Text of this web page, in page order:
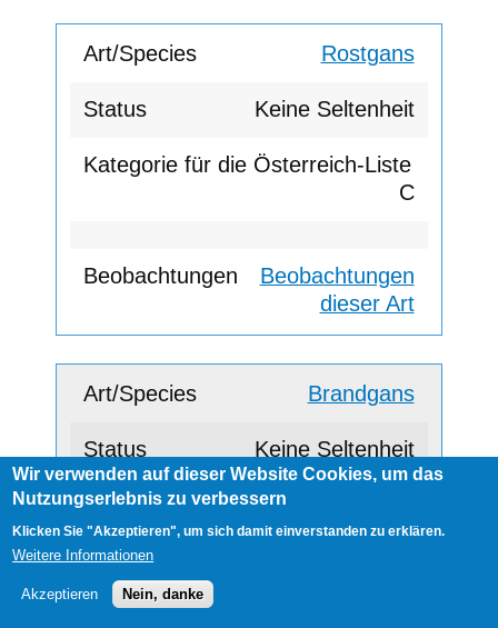
Rostgans
Keine Seltenheit
C
Beobachtungen
dieser Art
Brandgans
Keine Seltenheit
A
Wir verwenden auf dieser Website Cookies, um das
Nutzungserlebnis zu verbessern
Klicken Sie "Akzeptieren", um sich damit einverstanden zu erklären.
Weitere Informationen
Akzeptieren Nein, danke